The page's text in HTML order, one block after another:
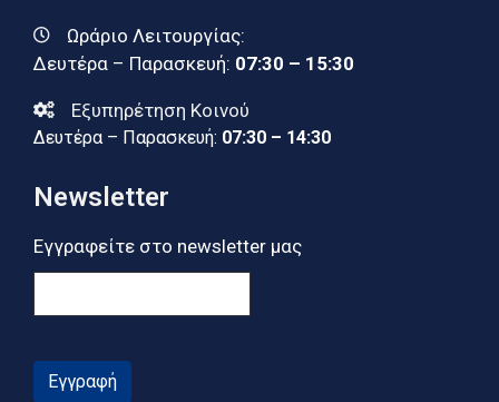
Ωράριο Λειτουργίας:
Δευτέρα – Παρασκευή: 07:30 – 15:30
Εξυπηρέτηση Κοινού
Δευτέρα – Παρασκευή: 07:30 – 14:30
Newsletter
Εγγραφείτε στο newsletter μας
Εγγραφή